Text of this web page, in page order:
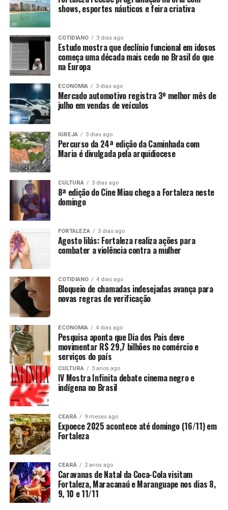
shows, esportes náuticos e feira criativa
COTIDIANO 3 dias ago
Estudo mostra que declínio funcional em idosos
começa uma década mais cedo no Brasil do que
na Europa
ECONOMIA 3 dias ago
Mercado automotivo registra 3º melhor mês de
julho em vendas de veículos
IGREJA 3 dias ago
Percurso da 24ª edição da Caminhada com
Maria é divulgada pela arquidiocese
CULTURA 3 dias ago
8ª edição do Cine Miau chega a Fortaleza neste
domingo
FORTALEZA 3 dias ago
Agosto lilás: Fortaleza realiza ações para
combater a violência contra a mulher
COTIDIANO 4 dias ago
Bloqueio de chamadas indesejadas avança para
novas regras de verificação
ECONOMIA 4 dias ago
Pesquisa aponta que Dia dos Pais deve
movimentar R$ 29,7 bilhões no comércio e
serviços do país
CULTURA 3 anos ago
IV Mostra Infinita debate cinema negro e
indígena no Brasil
CEARÁ 9 meses ago
Expoece 2025 acontece até domingo (16/11) em
Fortaleza
CEARÁ 2 anos ago
Caravanas de Natal da Coca-Cola visitam
Fortaleza, Maracanaú e Maranguape nos dias 8,
9, 10 e 11/11